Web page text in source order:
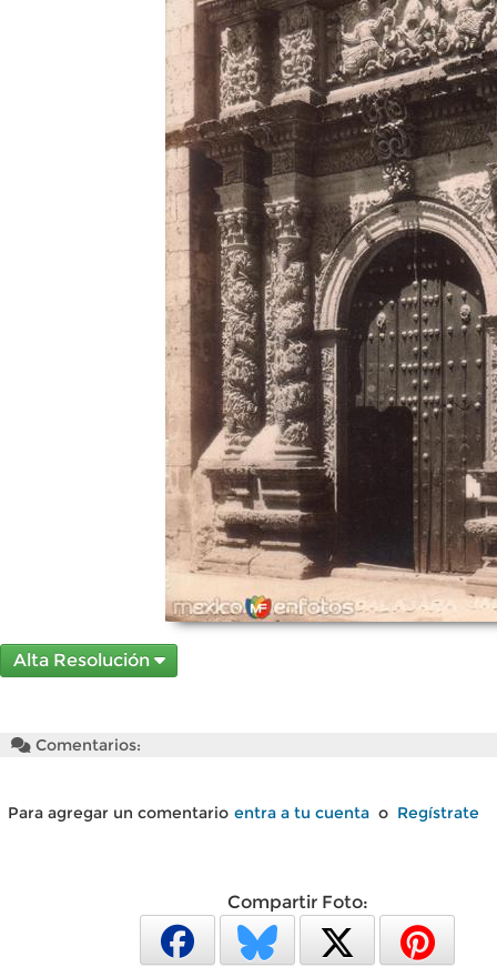
Alta Resolución
Comentarios:
Para agregar un comentario entra a tu cuenta o Regístrate
Compartir Foto: